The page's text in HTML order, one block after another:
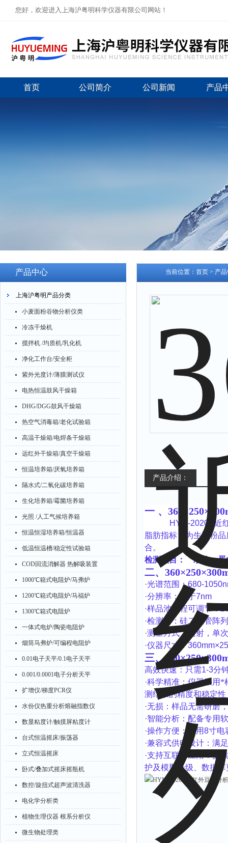
您好，欢迎进入上海沪粤明科学仪器有限公司网站！
首页 公司简介 公司新闻 产品
产品中心
上海沪粤明产品分类
小麦面粉谷物分析仪类
冷冻干燥机
搅拌机 /均质机/乳化机
净化工作台/安全柜
紫外光度计/薄膜测试仪
电热恒温鼓风干燥箱
DHG/DGG鼓风干燥箱
热空气消毒箱/老化试验箱
高温干燥箱/电焊条干燥箱
远红外干燥箱/真空干燥箱
恒温培养箱/厌氧培养箱
隔水式/二氧化碳培养箱
生化培养箱/霉菌培养箱
光照 /人工气候培养箱
恒温恒湿培养箱/恒温器
低温恒温槽/稳定性试验箱
COD回流消解器 热解吸装置
1000℃箱式电阻炉/马弗炉
1200℃箱式电阻炉/马福炉
1300℃箱式电阻炉
一体式电炉/陶瓷电阻炉
烟筒马弗炉/可编程电阻炉
0.01电子天平/0.1电子天平
0.001/0.0001电子分析天平
扩增仪/梯度PCR仪
水份仪热重分析熔融指数仪
数显粘度计/触摸屏粘度计
台式恒温摇床/振荡器
立式恒温摇床
卧式/叠加式摇床摇瓶机
数控/旋扭式超声波清洗器
电化学分析类
植物生理仪器 根系分析仪
微生物处理类
当前位置： 首页 > 产
产品介绍：
一 、
HYM-2020B 近
脂肪指标，为生豆粉
合。
检测项目：
水分、蛋
二、
·光谱范围：680-
·分辨率：优于7nm
·样品池光程可调节：
·检测器：硅二极管阵列
·测量方式：透射，单
·仪器尺寸：
三、
高效快速：只需1-3分
·科学精准：仪器采用*
测结果的精度和稳定性
·无损：样品无需研磨
·智能分析：配备专用
·操作方便：采用8寸电
·兼容式供电设计：满
·支持互联网应用：提供
护及模型升级、数据库